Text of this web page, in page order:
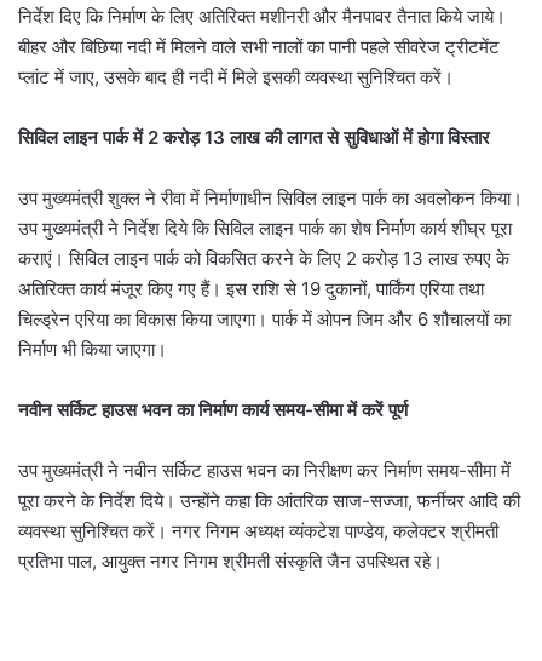
निर्देश दिए कि निर्माण के लिए अतिरिक्त मशीनरी और मैनपावर तैनात किये जाये।
बीहर और बिछिया नदी में मिलने वाले सभी नालों का पानी पहले सीवरेज ट्रीटमेंट
प्लांट में जाए, उसके बाद ही नदी में मिले इसकी व्यवस्था सुनिश्चित करें।
सिविल लाइन पार्क में 2 करोड़ 13 लाख की लागत से सुविधाओं में होगा विस्तार
उप मुख्यमंत्री शुक्ल ने रीवा में निर्माणाधीन सिविल लाइन पार्क का अवलोकन किया।
उप मुख्यमंत्री ने निर्देश दिये कि सिविल लाइन पार्क का शेष निर्माण कार्य शीघ्र पूरा
कराएं। सिविल लाइन पार्क को विकसित करने के लिए 2 करोड़ 13 लाख रुपए के
अतिरिक्त कार्य मंजूर किए गए हैं। इस राशि से 19 दुकानों, पार्किंग एरिया तथा
चिल्ड्रेन एरिया का विकास किया जाएगा। पार्क में ओपन जिम और 6 शौचालयों का
निर्माण भी किया जाएगा।
नवीन सर्किट हाउस भवन का निर्माण कार्य समय-सीमा में करें पूर्ण
उप मुख्यमंत्री ने नवीन सर्किट हाउस भवन का निरीक्षण कर निर्माण समय-सीमा में
पूरा करने के निर्देश दिये। उन्होंने कहा कि आंतरिक साज-सज्जा, फर्नीचर आदि की
व्यवस्था सुनिश्चित करें। नगर निगम अध्यक्ष व्यंकटेश पाण्डेय, कलेक्टर श्रीमती
प्रतिभा पाल, आयुक्त नगर निगम श्रीमती संस्कृति जैन उपस्थित रहे।